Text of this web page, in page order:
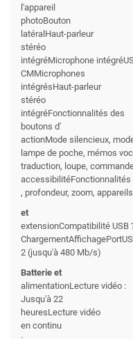
l'appareil
photoBouton
latéralHaut-parleur
stéréo
intégréMicrophone
CMMicrophones
intégrésHaut-parleur
stéréo
intégréFonctionnalités des
boutons d'
actionMode silencieux,
lampe de poche, mémos
traduction, loupe,
accessibilitéFonctionnalités
, profondeur, zoom,
et
extensionCompatibilité USB
2 (jusqu'à 480 Mb/s)
Batterie et
alimentationLecture vidéo :
Jusqu'à 22
heuresLecture vidéo
en continu